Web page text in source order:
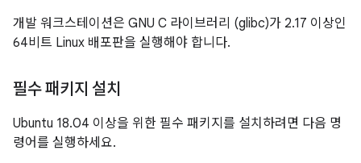
개발 워크스테이션은 GNU C 라이브러리 (glibc)가 2.17 이상인
64비트 Linux 배포판을 실행해야 합니다.
필수 패키지 설치
Ubuntu 18.04 이상을 위한 필수 패키지를 설치하려면 다음 명
령어를 실행하세요.